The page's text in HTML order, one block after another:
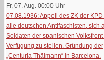
Fr, 07. Aug. 00:00 Uhr
07.08.1936: Appell des ZK der KPD
alle deutschen Antifaschisten, sich
Soldaten der spanischen Volksfront
Verfügung zu stellen. Gründung der
„Centuria Thälmann“ in Barcelona.